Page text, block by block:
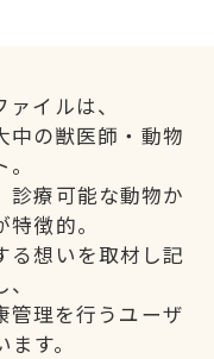
イルは、
中の獣医師・動物
診療可能な動物か
徴的。
る想いを取材し記
管理を行うユーザ
す。